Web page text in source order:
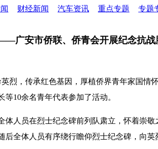
财经新闻 汽车资讯 重点专题 专题
广安市侨联、侨青会开展纪念抗
烈，传承红色基因，厚植侨界青年家国
10余名青年代表参加了活动。
体人员在烈士纪念碑前列队肃立，怀着崇
全体人员有序绕行瞻仰烈士纪念碑，向